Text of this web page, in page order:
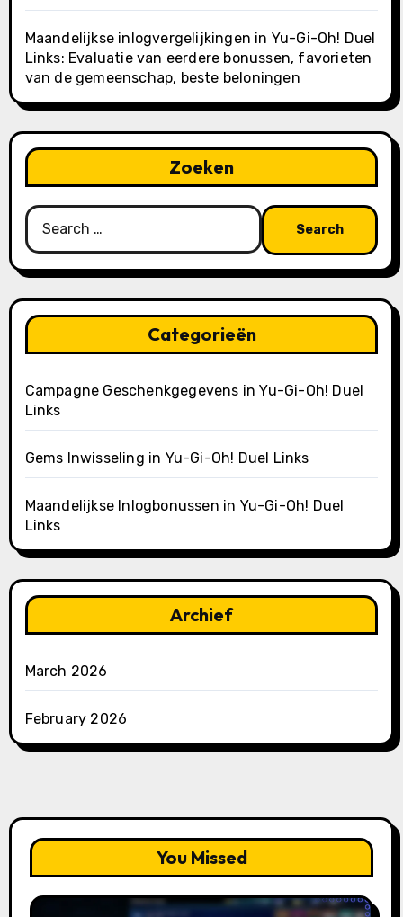
Maandelijkse inlogvergelijkingen in Yu-Gi-Oh! Duel
Links: Evaluatie van eerdere bonussen, favorieten
van de gemeenschap, beste beloningen
Zoeken
Search
for:
Categorieën
Campagne Geschenkgegevens in Yu-Gi-Oh! Duel
Links
Gems Inwisseling in Yu-Gi-Oh! Duel Links
Maandelijkse Inlogbonussen in Yu-Gi-Oh! Duel
Links
Archief
March 2026
February 2026
You Missed